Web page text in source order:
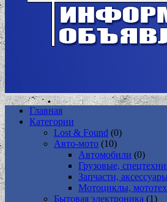
Главная
Категории
Lost & Found (0)
Авто-мото (10)
Автомобили (0)
Грузовые,
Запчасти, аксессуары
Мотоциклы,
Бытовая электроника (1)